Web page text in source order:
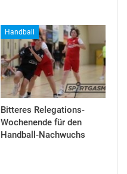
Handball
Bitteres Relegations-
Wochenende für den
Handball-Nachwuchs